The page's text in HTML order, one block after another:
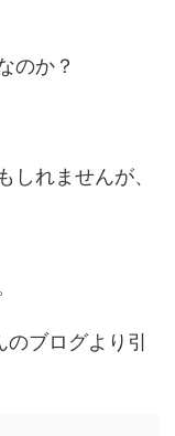
のか？
しれませんが、
ブログより引